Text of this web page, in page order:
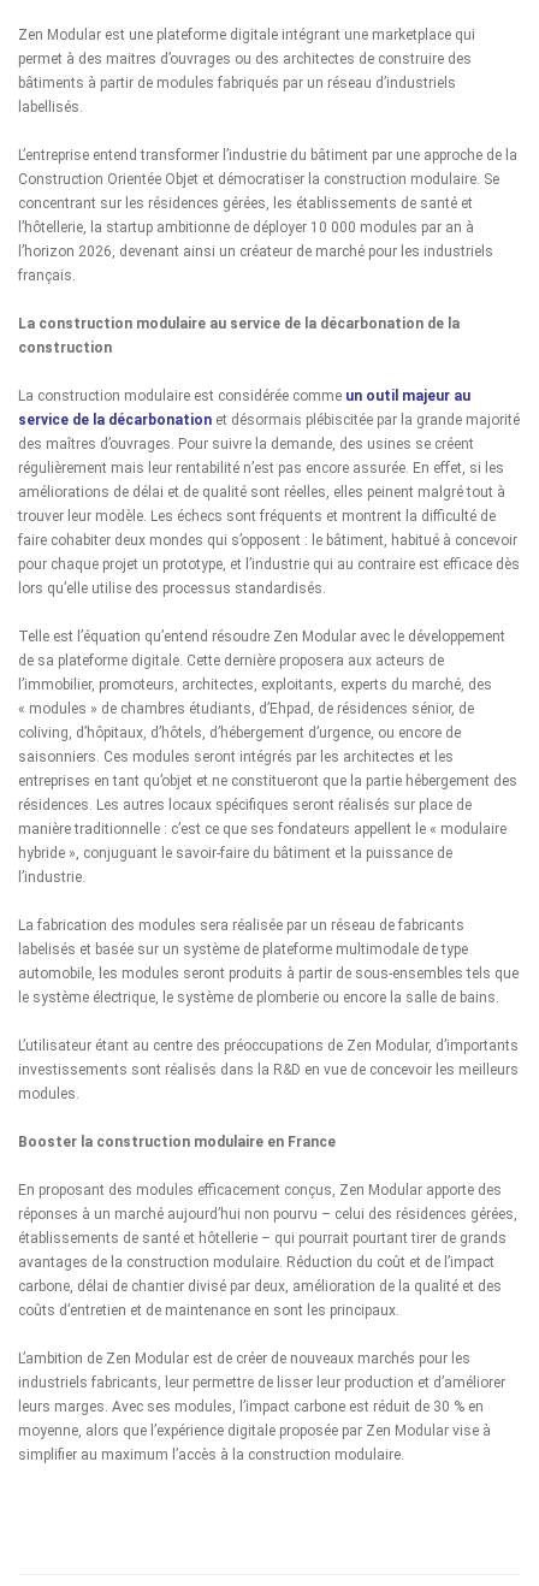
Zen Modular est une plateforme digitale intégrant une marketplace qui
permet à des maitres d’ouvrages ou des architectes de construire des
bâtiments à partir de modules fabriqués par un réseau d’industriels
labellisés.
L’entreprise entend transformer l’industrie du bâtiment par une approche de la
Construction Orientée Objet et démocratiser la construction modulaire. Se
concentrant sur les résidences gérées, les établissements de santé et
l’hôtellerie, la startup ambitionne de déployer 10 000 modules par an à
l’horizon 2026, devenant ainsi un créateur de marché pour les industriels
français.
La construction modulaire au service de la décarbonation de la
construction
La construction modulaire est considérée comme un outil majeur au
service de la décarbonation et désormais plébiscitée par la grande majorité
des maîtres d’ouvrages. Pour suivre la demande, des usines se créent
régulièrement mais leur rentabilité n’est pas encore assurée. En effet, si les
améliorations de délai et de qualité sont réelles, elles peinent malgré tout à
trouver leur modèle. Les échecs sont fréquents et montrent la difficulté de
faire cohabiter deux mondes qui s’opposent : le bâtiment, habitué à concevoir
pour chaque projet un prototype, et l’industrie qui au contraire est efficace dès
lors qu’elle utilise des processus standardisés.
Telle est l’équation qu’entend résoudre Zen Modular avec le développement
de sa plateforme digitale. Cette dernière proposera aux acteurs de
l’immobilier, promoteurs, architectes, exploitants, experts du marché, des
« modules » de chambres étudiants, d’Ehpad, de résidences sénior, de
coliving, d’hôpitaux, d’hôtels, d’hébergement d’urgence, ou encore de
saisonniers. Ces modules seront intégrés par les architectes et les
entreprises en tant qu’objet et ne constitueront que la partie hébergement des
résidences. Les autres locaux spécifiques seront réalisés sur place de
manière traditionnelle : c’est ce que ses fondateurs appellent le « modulaire
hybride », conjuguant le savoir-faire du bâtiment et la puissance de
l’industrie.
La fabrication des modules sera réalisée par un réseau de fabricants
labelisés et basée sur un système de plateforme multimodale de type
automobile, les modules seront produits à partir de sous-ensembles tels que
le système électrique, le système de plomberie ou encore la salle de bains.
L’utilisateur étant au centre des préoccupations de Zen Modular, d’importants
investissements sont réalisés dans la R&D en vue de concevoir les meilleurs
modules.
Booster la construction modulaire en France
En proposant des modules efficacement conçus, Zen Modular apporte des
réponses à un marché aujourd’hui non pourvu – celui des résidences gérées,
établissements de santé et hôtellerie – qui pourrait pourtant tirer de grands
avantages de la construction modulaire. Réduction du coût et de l’impact
carbone, délai de chantier divisé par deux, amélioration de la qualité et des
coûts d’entretien et de maintenance en sont les principaux.
L’ambition de Zen Modular est de créer de nouveaux marchés pour les
industriels fabricants, leur permettre de lisser leur production et d’améliorer
leurs marges. Avec ses modules, l’impact carbone est réduit de 30 % en
moyenne, alors que l’expérience digitale proposée par Zen Modular vise à
simplifier au maximum l’accès à la construction modulaire.